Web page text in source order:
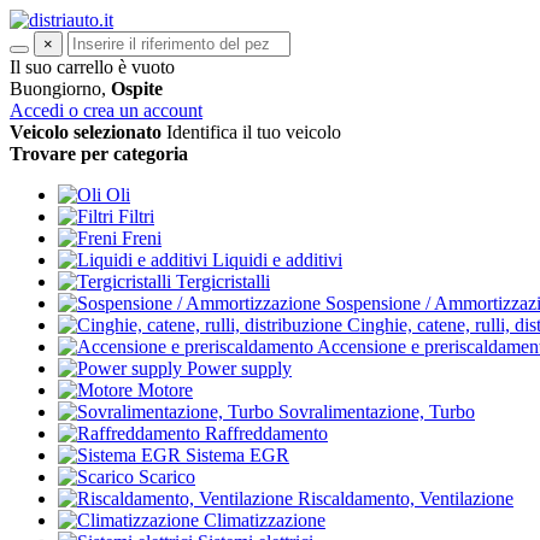
×
Il suo carrello è vuoto
Buongiorno, Ospite
Accedi o crea un account
Veicolo selezionato Identifica il tuo veicolo
Trovare per categoria
Oli
Filtri
Freni
Liquidi e additivi
Tergicristalli
Sospensione /
Cinghie, catene, rulli,
Accensione e
Power supply
Motore
Sovralimentazione, Turbo
Raffreddamento
Sistema EGR
Scarico
Riscaldamento, Ventilazione
Climatizzazione